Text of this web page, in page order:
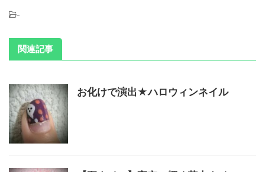
-
関連記事
お化けで演出★ハロウィンネイル